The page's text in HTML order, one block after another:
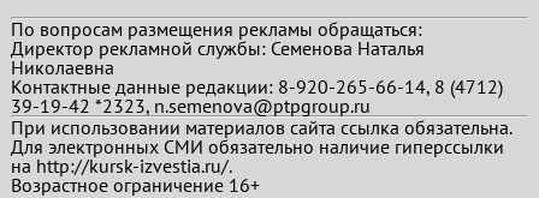
По вопросам размещения рекламы обращаться:
Директор рекламной службы: Семенова Наталья
Николаевна
Контактные данные редакции: 8-920-265-66-14, 8 (4712)
39-19-42 *2323, n.semenova@ptpgroup.ru
При использовании материалов сайта ссылка обязательна.
Для электронных СМИ обязательно наличие гиперссылки
на http://kursk-izvestia.ru/.
Возрастное ограничение 16+